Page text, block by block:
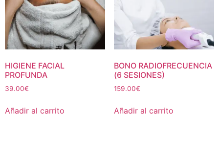
HIGIENE FACIAL
PROFUNDA
39.00€
Añadir al carrito
BONO RADIOFRECUENCIA
(6 SESIONES)
159.00€
Añadir al carrito